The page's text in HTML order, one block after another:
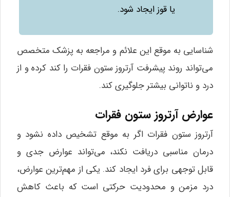
یا قوز ایجاد شود.
شناسایی به موقع این علائم و مراجعه به پزشک متخصص
می‌تواند روند پیشرفت آرتروز ستون فقرات را کند کرده و از
درد و ناتوانی بیشتر جلوگیری کند.
عوارض آرتروز ستون فقرات
آرتروز ستون فقرات اگر به موقع تشخیص داده نشود و
درمان مناسبی دریافت نکند، می‌تواند عوارض جدی و
قابل توجهی برای فرد ایجاد کند. یکی از مهم‌ترین عوارض،
درد مزمن و محدودیت حرکتی است که باعث کاهش